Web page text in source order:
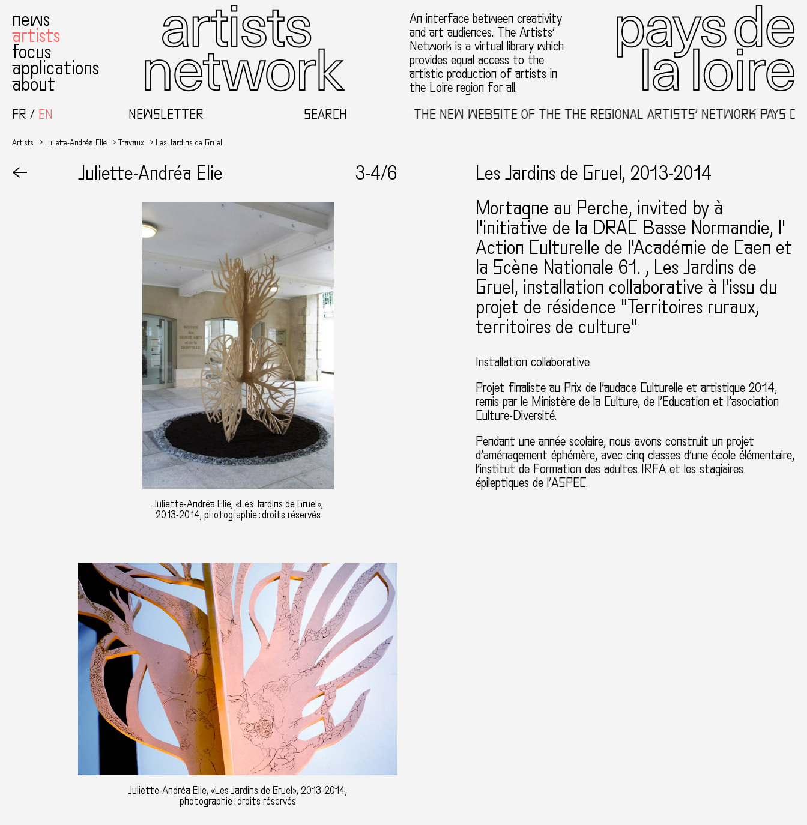
news
artists
focus
applications
about
An interface between creativity
and art audiences. The Artists’
Network is a virtual library which
provides equal access to the
artistic production of artists in
the Loire region for all.
FR
EN NEWSLETTER SEARCH
WELCOME TO THE NEW WEBSITE OF THE THE REGIONAL ARTISTS’ NETWORK PAYS DE
Artists Juliette-Andréa Elie Travaux Les Jardins de Gruel
← Juliette-Andréa Elie 3-4/6
Juliette-Andréa Elie, «Les Jardins de Gruel»,
2013-2014, photographie : droits réservés
Juliette-Andréa Elie, «Les Jardins de Gruel», 2013-2014,
photographie : droits réservés
Les Jardins de Gruel, 2013-2014
Mortagne au Perche invited by à
l'initiative de la DRAC Basse Normandie, l'
Action Culturelle de l'Académie de Caen et
la Scène Nationale 61.
Les Jardins de
Gruel, installation collaborative à l'issu du
projet de résidence "Territoires ruraux,
territoires de culture"
Installation collaborative
Projet finaliste au Prix de l’audace Culturelle et artistique 2014,
remis par le Ministère de la Culture, de l’Education et l’asociation
Culture-Diversité.
Pendant une année scolaire, nous avons construit un projet
d’aménagement éphémère, avec cinq classes d’une école élémentaire,
l’institut de Formation des adultes IRFA et les stagiaires
épileptiques de l’ASPEC.